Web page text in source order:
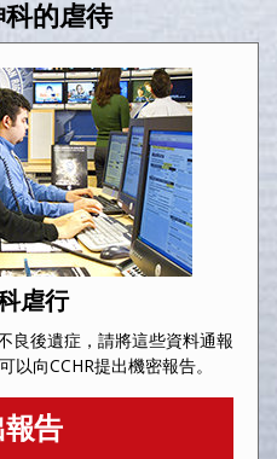
的虐待
虐行
良後遺症，請將這些資料通報
向CCHR提出機密報告。
告